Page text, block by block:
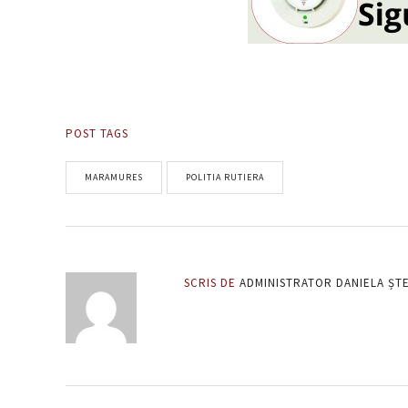
POST TAGS
MARAMURES POLITIA RUTIERA
SCRIS DE ADMINISTRATOR DANIELA